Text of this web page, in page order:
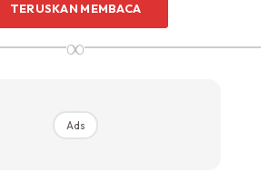
TERUSKAN MEMBACA
∞
Ads